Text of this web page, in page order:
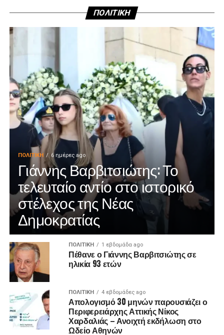
ΠΟΛΙΤΙΚΗ
ΠΟΛΙΤΙΚΉ 6 ημέρες ago
Γιάννης Βαρβιτσιώτης: Το
τελευταίο αντίο στο ιστορικό
στέλεχος της Νέας
Δημοκρατίας
ΠΟΛΙΤΙΚΉ 1 εβδομάδα ago
Πέθανε ο Γιάννης Βαρβιτσιώτης σε
ηλικία 93 ετών
ΠΟΛΙΤΙΚΉ 4 εβδομάδες ago
Απολογισμό 30 μηνών παρουσιάζει ο
Περιφερειάρχης Αττικής Νίκος
Χαρδαλιάς – Ανοιχτή εκδήλωση στο
Ωδείο Αθηνών